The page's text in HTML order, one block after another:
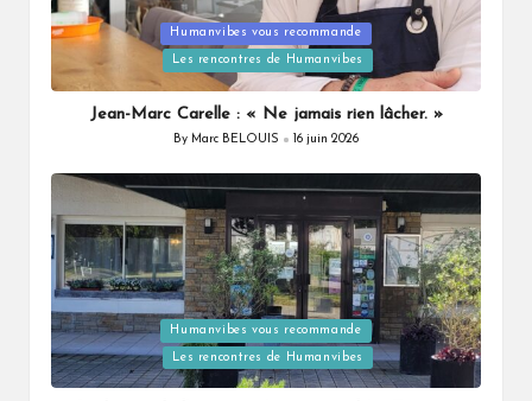
Posted
Humanvibes vous recommande
Les rencontres de Humanvibes
Jean-Marc Carelle : « Ne jamais rien lâcher. »
Posted
By Marc BELOUIS 16 juin 2026
Posted
in
Humanvibes vous recommande
Les rencontres de Humanvibes